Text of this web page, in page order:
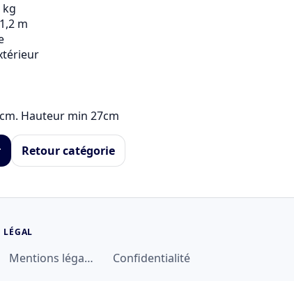
kg
m
Hauteur min 27cm
Retour catégorie
LÉGAL
Mentions légales
Confidentialité